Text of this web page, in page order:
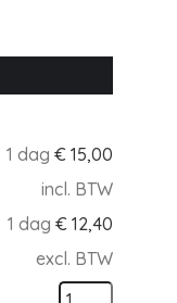
1 dag € 15,00
incl. BTW
1 dag € 12,40
excl. BTW